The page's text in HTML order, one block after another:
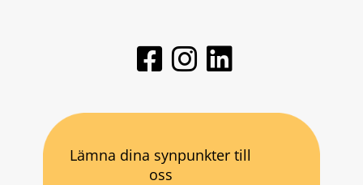
Lämna dina synpunkter till
oss